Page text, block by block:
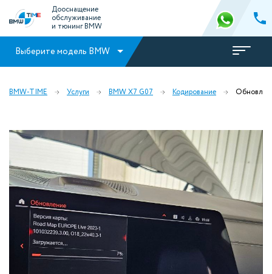
Дооснащение
обслуживание
и тюнинг BMW
Выберите модель BMW
BMW-TIME Услуги BMW X7 G07 Кодирование